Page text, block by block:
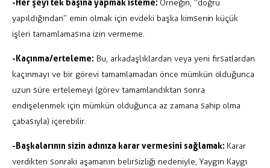
-Her şeyi tek başına yapmak isteme: Örneğin, “doğru
yapıldığından” emin olmak için evdeki başka kimsenin küçük
işleri tamamlamasına izin vermeme.
-Kaçınma/erteleme: Bu, arkadaşlıklardan veya yeni fırsatlardan
kaçınmayı ve bir görevi tamamlamadan önce mümkün olduğunca
uzun süre ertelemeyi (görev tamamlandıktan sonra
endişelenmek için mümkün olduğunca az zamana sahip olma
çabasıyla) içerebilir.
-Başkalarının sizin adınıza karar vermesini sağlamak: Karar
verdikten sonraki aşamanın belirsizliği nedeniyle, Yaygın Kaygı